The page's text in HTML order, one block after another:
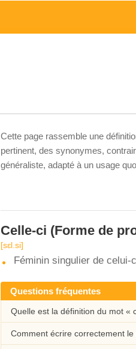
Cette page rassemble une
pertinent, des synonymes,
généraliste, adapté à un usage
Celle-ci (Forme de
[sɛl.si]
Féminin singulier de celui-
Questions fréquentes
Quelle est la définition du mot «
Comment écrire correctement